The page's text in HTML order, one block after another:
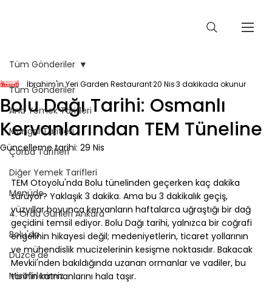
Tüm Gönderiler
Ana Yemek Tarifleri
Mangal Tarifleri
Çorba Tarifleri
Diğer Yemek Tarifleri
Menüde
4. Ordu Günleri Ankara
Bolu'da
Düzce'de
Misafirlerimiz
Tüm Gönderiler
Bolu Dağı Tarihi: Osmanlı
Kervanlarından TEM Tüneline
İbrahim'in Yeri Garden Restaurant20 Nis3 dakikada okunur
Güncelleme tarihi: 29 Nis
⠀
TEM Otoyolu'nda Bolu tünelinden geçerken kaç dakika
sürüyor? Yaklaşık 3 dakika. Ama bu 3 dakikalık geçiş,
yüzyıllar boyunca kervanların haftalarca uğraştığı bir dağ
geçidini temsil ediyor. Bolu Dağı tarihi, yalnızca bir coğrafi
engelinin hikayesi değil; medeniyetlerin, ticaret yollarının
ve mühendislik mucizelerinin kesişme noktasıdır. Bakacak
Mevkii'nden bakıldığında uzanan ormanlar ve vadiler, bu
tarihin katmanlarını hala taşır.